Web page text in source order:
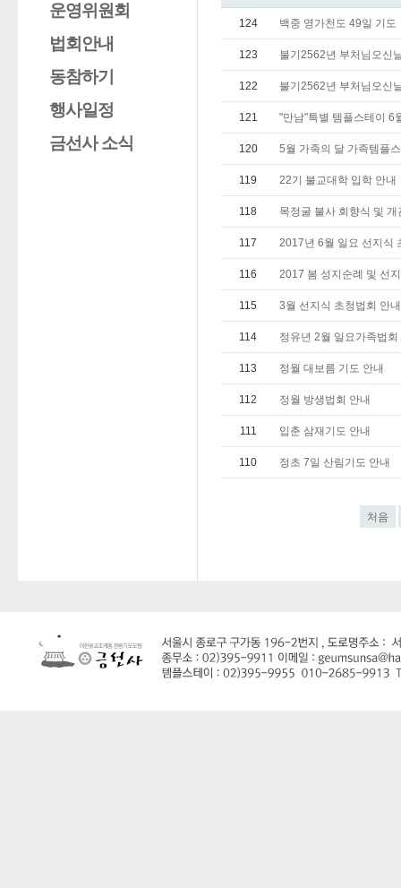
운영위원회
법회안내
동참하기
행사일정
금선사 소식
124 백중 영가천도 49일 기도
123 불기2562년 부처님오신
122 불기2562년 부처님오신
121 "만남"특별 템플스테이 6
120 5월 가족의 달 가족템플
119 22기 불교대학 입학 안내
118 목정굴 불사 회향식 및 개
117 2017년 6월 일요 선지식
116 2017 봄 성지순례 및 선
115 3월 선지식 초청법회 안내
114 정유년 2월 일요가족법회
113 정월 대보름 기도 안내
112 정월 방생법회 안내
111 입춘 삼재기도 안내
110 정초 7일 산림기도 안내
처음